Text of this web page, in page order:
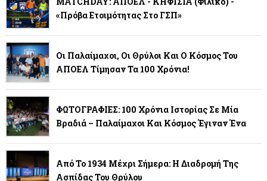
«Πρόβα Ετοιμότητας Στο ΓΣΠ»
Οι Παλαίμαχοι, Οι Θρύλοι Και Ο Κόσμος Του
ΑΠΟΕΛ Τίμησαν Τα 100 Χρόνια!
ΦΩΤΟΓΡΑΦΙΕΣ: 100 Χρόνια Ιστορίας Σε Μία
Βραδιά – Παλαίμαχοι Και Κόσμος Έγιναν Ένα
Από Το 1934 Μέχρι Σήμερα: Η Διαδρομή Της
Ασπίδας Του Θρύλου